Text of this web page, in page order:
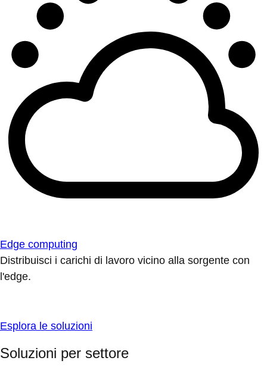
Edge computing
Distribuisci i carichi di lavoro vicino alla sorgente con
l'edge.
Esplora le soluzioni
Soluzioni per settore